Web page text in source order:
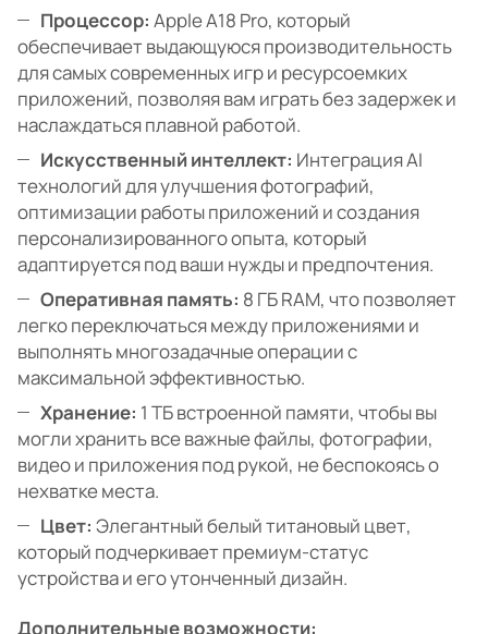
Процессор: Apple A18 Pro, который
обеспечивает выдающуюся производительность
для самых современных игр и ресурсоемких
приложений, позволяя вам играть без задержек и
наслаждаться плавной работой.
Искусственный интеллект: Интеграция AI
технологий для улучшения фотографий,
оптимизации работы приложений и создания
персонализированного опыта, который
адаптируется под ваши нужды и предпочтения.
Оперативная память: 8 ГБ RAM, что позволяет
легко переключаться между приложениями и
выполнять многозадачные операции с
максимальной эффективностью.
Хранение: 1 ТБ встроенной памяти, чтобы вы
могли хранить все важные файлы, фотографии,
видео и приложения под рукой, не беспокоясь о
нехватке места.
Цвет: Элегантный белый титановый цвет,
который подчеркивает премиум-статус
устройства и его утонченный дизайн.
Дополнительные возможности: